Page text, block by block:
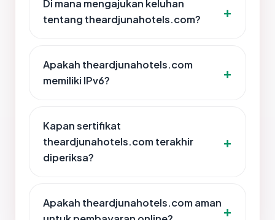
Di mana mengajukan keluhan
tentang theardjunahotels.com?
Apakah theardjunahotels.com
memiliki IPv6?
Kapan sertifikat
theardjunahotels.com terakhir
diperiksa?
Apakah theardjunahotels.com aman